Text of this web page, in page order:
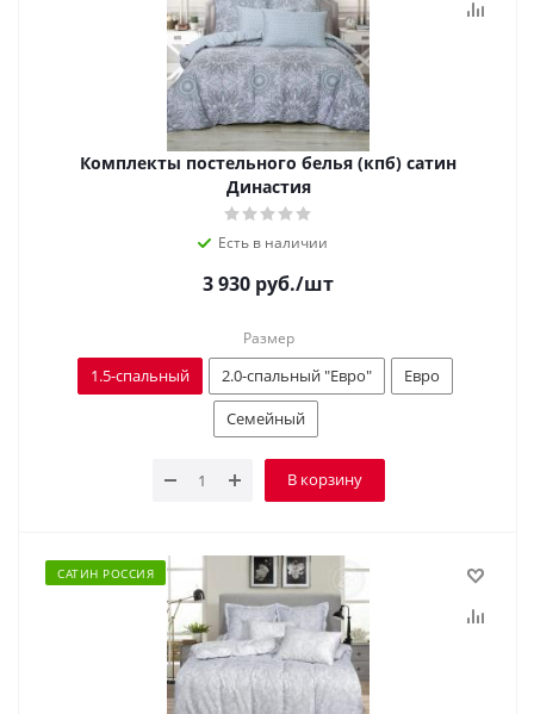
Комплекты постельного белья (кпб) сатин
Династия
Есть в наличии
3 930 руб./шт
Размер
1.5-спальный 2.0-спальный "Евро"
Евро
Семейный
В корзину
САТИН РОССИЯ